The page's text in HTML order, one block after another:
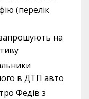
(перелік
на
в ДТП авто
Федів з